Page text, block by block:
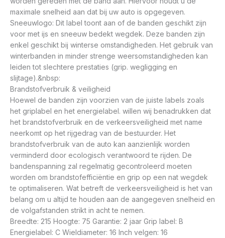
maximale snelheid aan dat bij uw auto is opgegeven.
Sneeuwlogo: Dit label toont aan of de banden geschikt zijn
voor met ijs en sneeuw bedekt wegdek. Deze banden zijn
enkel geschikt bij winterse omstandigheden. Het gebruik van
winterbanden in minder strenge weersomstandigheden kan
leiden tot slechtere prestaties (grip. wegligging en
slijtage).&nbsp:
Brandstofverbruik & veiligheid
Hoewel de banden zijn voorzien van de juiste labels zoals
het griplabel en het energielabel. willen wij benadrukken dat
het brandstofverbruik en de verkeersveiligheid met name
neerkomt op het rijgedrag van de bestuurder. Het
brandstofverbruik van de auto kan aanzienlijk worden
verminderd door ecologisch verantwoord te rijden. De
bandenspanning zal regelmatig gecontroleerd moeten
worden om brandstofefficiëntie en grip op een nat wegdek
te optimaliseren. Wat betreft de verkeersveiligheid is het van
belang om u altijd te houden aan de aangegeven snelheid en
de volgafstanden strikt in acht te nemen.
Breedte: 215 Hoogte: 75 Garantie: 2 jaar Grip label: B
Energielabel: C Wieldiameter: 16 Inch velgen: 16